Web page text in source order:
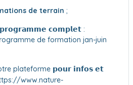
de terrain ;
𝗽𝗿𝗼𝗴𝗿𝗮𝗺𝗺𝗲 𝗰𝗼𝗺𝗽𝗹𝗲𝘁 :
de formation jan-juin
plateforme 𝗽𝗼𝘂𝗿 𝗶𝗻𝗳𝗼𝘀 𝗲𝘁
www.nature-